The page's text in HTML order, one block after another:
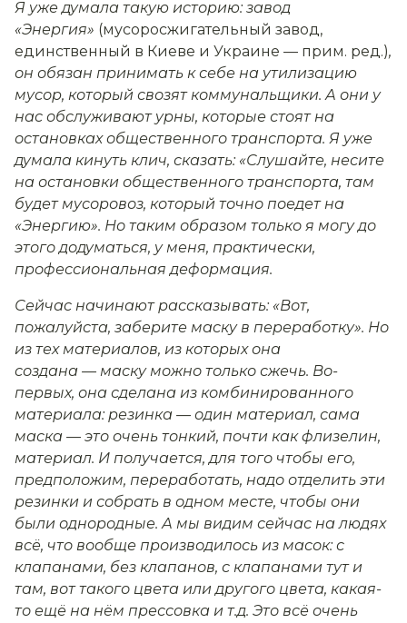
Я уже думала такую историю: завод
«Энергия» (мусоросжигательный завод,
единственный в Киеве и Украине — прим. ред.),
он обязан принимать к себе на утилизацию
мусор, который свозят коммунальщики. А они у
нас обслуживают урны, которые стоят на
остановках общественного транспорта. Я уже
думала кинуть клич, сказать: «Слушайте, несите
на остановки общественного транспорта, там
будет мусоровоз, который точно поедет на
«Энергию». Но таким образом только я могу до
этого додуматься, у меня, практически,
профессиональная деформация.
Сейчас начинают рассказывать: «Вот,
пожалуйста, заберите маску в переработку». Но
из тех материалов, из которых она
создана — маску можно только сжечь. Во-
первых, она сделана из комбинированного
материала: резинка — один материал, сама
маска — это очень тонкий, почти как флизелин,
материал. И получается, для того чтобы его,
предположим, переработать, надо отделить эти
резинки и собрать в одном месте, чтобы они
были однородные. А мы видим сейчас на людях
всё, что вообще производилось из масок: с
клапанами, без клапанов, с клапанами тут и
там, вот такого цвета или другого цвета, какая-
то ещё на нём прессовка и т.д. Это всё очень